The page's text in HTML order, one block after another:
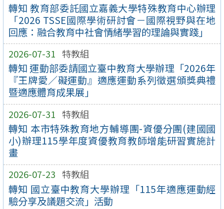
轉知 教育部委託國立嘉義大學特殊教育中心辦理
「2026 TSSE國際學術研討會－國際視野與在地
回應：融合教育中社會情緒學習的理論與實踐」
2026-07-31 特教組
轉知 運動部委請國立臺中教育大學辦理「2026年
『王牌愛／礙運動』適應運動系列徵選頒獎典禮
暨適應體育成果展」
2026-07-31 特教組
轉知 本市特殊教育地方輔導團-資優分團(建國國
小)辦理115學年度資優教育教師增能研習實施計
畫
2026-07-23 特教組
轉知 國立臺中教育大學辦理「115年適應運動經
驗分享及議題交流」活動